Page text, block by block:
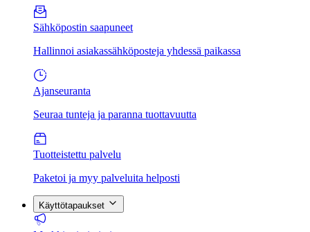
Sähköpostin saapuneet
Hallinnoi asiakassähköposteja yhdessä paikassa
Ajanseuranta
Seuraa tunteja ja paranna tuottavuutta
Tuotteistettu palvelu
Paketoi ja myy palveluita helposti
Käyttötapaukset